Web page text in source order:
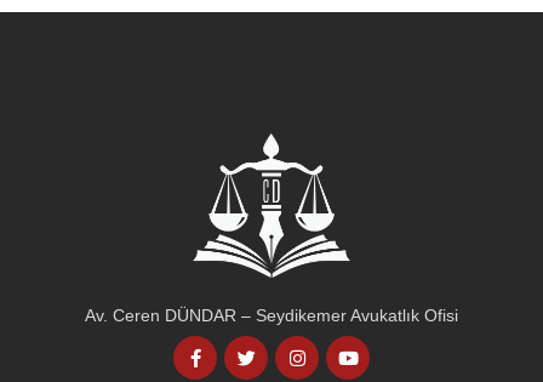
Av. Ceren DÜNDAR – Seydikemer Avukatlık Ofisi